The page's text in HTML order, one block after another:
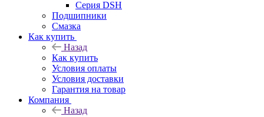
Серия DSH
Подшипники
Смазка
Как купить
Назад
Как купить
Условия оплаты
Условия доставки
Гарантия на товар
Компания
Назад